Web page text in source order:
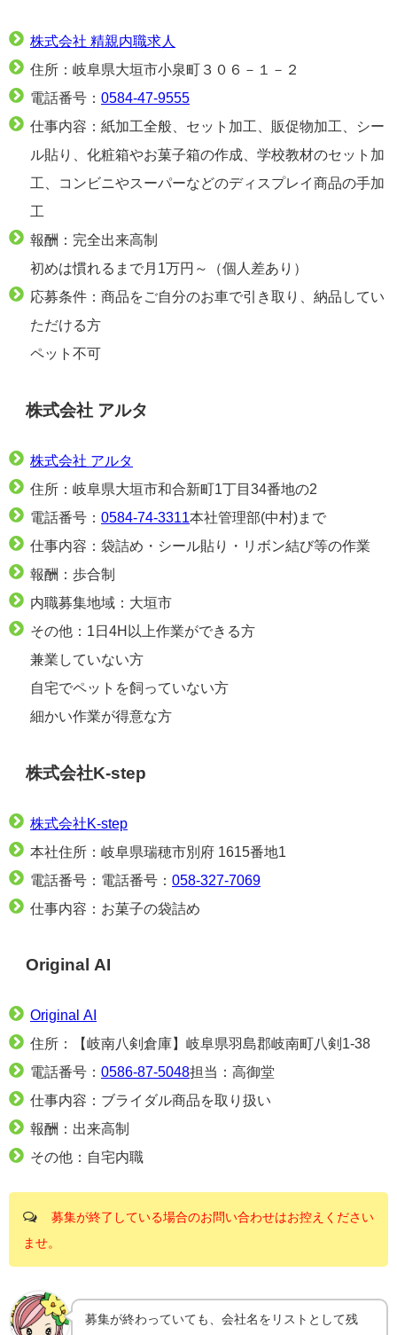
株式会社 精親内職求人
住所：岐阜県大垣市小泉町３０６－１－２
電話番号： 0584-47-9555
仕事内容：紙加工全般、セット加工、販促物加工、シー
ル貼り、化粧箱やお菓子箱の作成、学校教材のセット加
工、コンビニやスーパーなどのディスプレイ商品の手加
工
報酬：完全出来高制
初めは慣れるまで月1万円～（個人差あり）
応募条件：商品をご自分のお車で引き取り、納品してい
ただける方
ペット不可
株式会社 アルタ
株式会社 アルタ
住所：岐阜県大垣市和合新町1丁目34番地の2
電話番号： 0584-74-3311 本社管理部(中村)まで
仕事内容：袋詰め・シール貼り・リボン結び等の作業
報酬：歩合制
内職募集地域：大垣市
その他：1日4H以上作業ができる方
兼業していない方
自宅でペットを飼っていない方
細かい作業が得意な方
株式会社K-step
株式会社K-step
本社住所：岐阜県瑞穂市別府 1615番地1
電話番号：電話番号： 058-327-7069
仕事内容：お菓子の袋詰め
Original AI
Original AI
住所：【岐南八剣倉庫】岐阜県羽島郡岐南町八剣1-38
電話番号： 0586-87-5048担当：高御堂
仕事内容：ブライダル商品を取り扱い
報酬：出来高制
その他：自宅内職
募集が終了している場合のお問い合わせはお控えください
ませ。
募集が終わっていても、会社名をリストとして残